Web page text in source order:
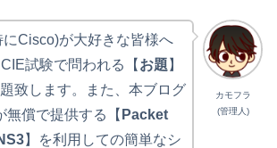
カモフラ
(管理人)
Cisco)が大好きな皆様へ
試験で問われる【 お題 】
致します。また、本ブログ
無償で提供する【 Packet
】を利用しての簡単なシ